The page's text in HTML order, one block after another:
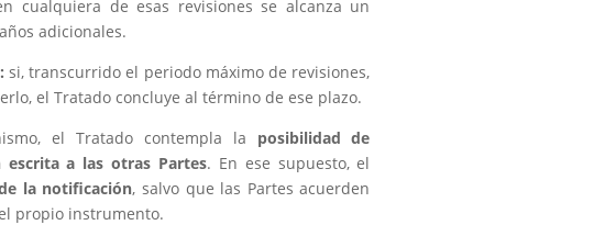
cualquiera de esas revisiones se alcanza un
adicionales.
si, transcurrido el periodo máximo de revisiones,
el Tratado concluye al término de ese plazo.
el Tratado contempla la posibilidad de
a las otras Partes. En ese supuesto, el
la notificación, salvo que las Partes acuerden
propio instrumento.